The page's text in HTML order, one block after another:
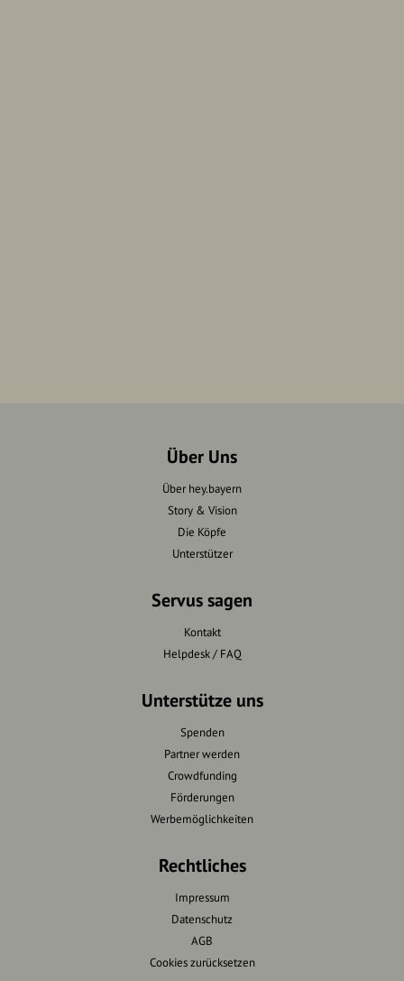
Über Uns
Über hey.bayern
Story & Vision
Die Köpfe
Unterstützer
Servus sagen
Kontakt
Helpdesk / FAQ
Unterstütze uns
Spenden
Partner werden
Crowdfunding
Förderungen
Werbemöglichkeiten
Rechtliches
Impressum
Datenschutz
AGB
Cookies zurücksetzen